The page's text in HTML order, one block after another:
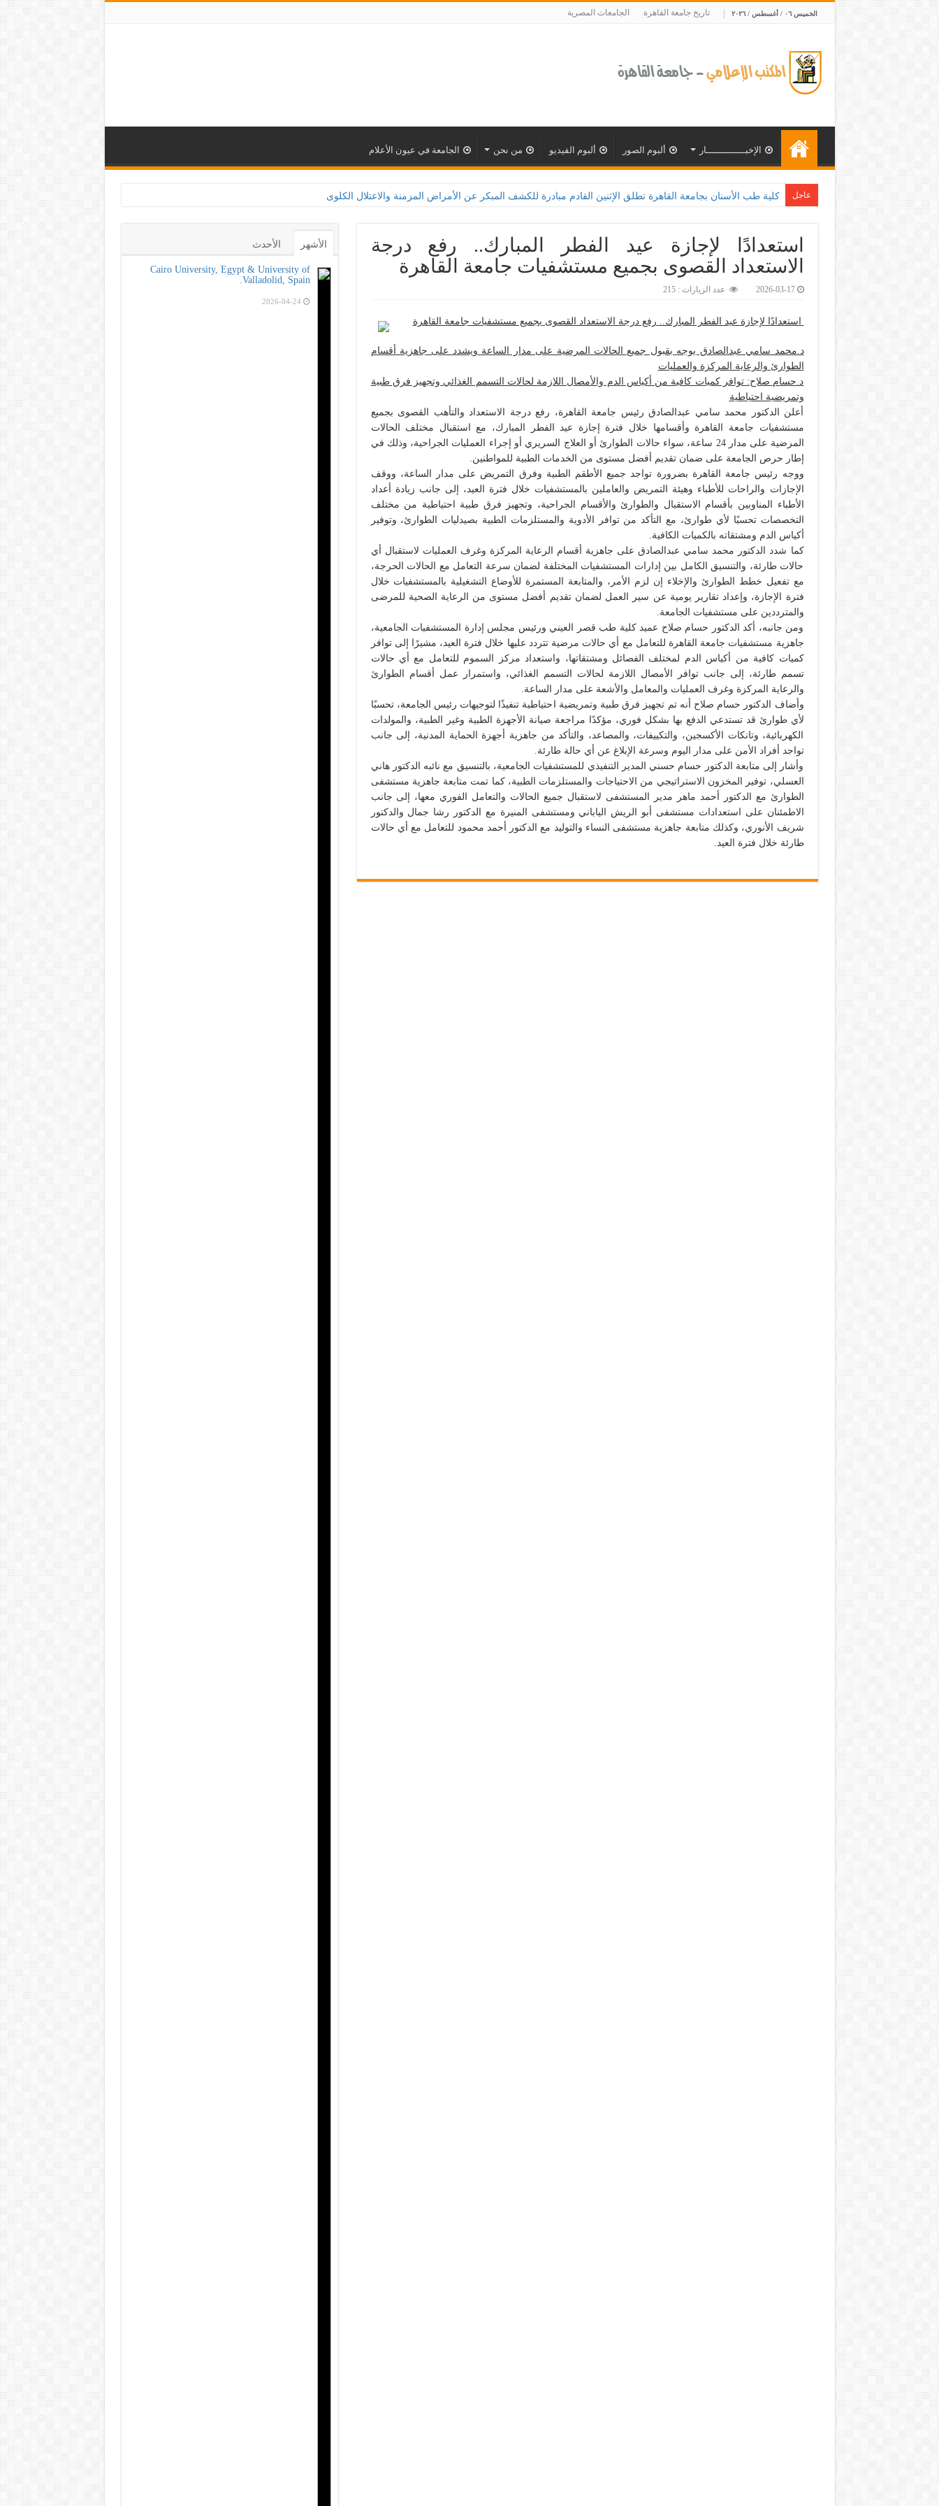
الخميس ٠٦ / أغسطس / ٢٠٢٦ تاريخ جامعة القاهرة الجامعات المصرية
الإخبــــــــــــــار ألبوم الصور ألبوم الفيديو من نحن الجامعة في عيون الأعلام
عاجل
استعدادًا لإجازة عيد الفطر المبارك.. رفع درجة
الاستعداد القصوى بجميع مستشفيات جامعة القاهرة‎
2026-03-17 عدد الزيارات : 215
استعدادًا لإجازة عيد الفطر المبارك.. رفع درجة الاستعداد القصوى بجميع مستشفيات جامعة القاهرة
د.محمد سامي عبدالصادق يوجه بقبول جميع الحالات المرضية على مدار الساعة ويشدد على جاهزية أقسام
الطوارئ والرعاية المركزة والعمليات
د.حسام صلاح: توافر كميات كافية من أكياس الدم والأمصال اللازمة لحالات التسمم الغذائي وتجهيز فرق طبية
وتمريضية احتياطية
أعلن الدكتور محمد سامي عبدالصادق رئيس جامعة القاهرة، رفع درجة الاستعداد والتأهب القصوى بجميع
مستشفيات جامعة القاهرة وأقسامها خلال فترة إجازة عيد الفطر المبارك، مع استقبال مختلف الحالات
المرضية على مدار 24 ساعة، سواء حالات الطوارئ أو العلاج السريري أو إجراء العمليات الجراحية، وذلك في
إطار حرص الجامعة على ضمان تقديم أفضل مستوى من الخدمات الطبية للمواطنين.
ووجه رئيس جامعة القاهرة بضرورة تواجد جميع الأطقم الطبية وفرق التمريض على مدار الساعة، ووقف
الإجازات والراحات للأطباء وهيئة التمريض والعاملين بالمستشفيات خلال فترة العيد، إلى جانب زيادة أعداد
الأطباء المناوبين بأقسام الاستقبال والطوارئ والأقسام الجراحية، وتجهيز فرق طبية احتياطية من مختلف
التخصصات تحسبًا لأي طوارئ، مع التأكد من توافر الأدوية والمستلزمات الطبية بصيدليات الطوارئ، وتوفير
أكياس الدم ومشتقاته بالكميات الكافية.
كما شدد الدكتور محمد سامي عبدالصادق على جاهزية أقسام الرعاية المركزة وغرف العمليات لاستقبال أي
حالات طارئة، والتنسيق الكامل بين إدارات المستشفيات المختلفة لضمان سرعة التعامل مع الحالات الحرجة،
مع تفعيل خطط الطوارئ والإخلاء إن لزم الأمر، والمتابعة المستمرة للأوضاع التشغيلية بالمستشفيات خلال
فترة الإجازة، وإعداد تقارير يومية عن سير العمل لضمان تقديم أفضل مستوى من الرعاية الصحية للمرضى
والمترددين على مستشفيات الجامعة.
ومن جانبه، أكد الدكتور حسام صلاح عميد كلية طب قصر العيني ورئيس مجلس إدارة المستشفيات الجامعية،
جاهزية مستشفيات جامعة القاهرة للتعامل مع أي حالات مرضية تتردد عليها خلال فترة العيد، مشيرًا إلى توافر
كميات كافية من أكياس الدم لمختلف الفصائل ومشتقاتها، واستعداد مركز السموم للتعامل مع أي حالات
تسمم طارئة، إلى جانب توافر الأمصال اللازمة لحالات التسمم الغذائي، واستمرار عمل أقسام الطوارئ
والرعاية المركزة وغرف العمليات والمعامل والأشعة على مدار الساعة.
وأضاف الدكتور حسام صلاح أنه تم تجهيز فرق طبية وتمريضية احتياطية تنفيذًا لتوجيهات رئيس الجامعة، تحسبًا
لأي طوارئ قد تستدعي الدفع بها بشكل فوري، مؤكدًا مراجعة صيانة الأجهزة الطبية وغير الطبية، والمولدات
الكهربائية، وتانكات الأكسجين، والتكييفات، والمصاعد، والتأكد من جاهزية أجهزة الحماية المدنية، إلى جانب
تواجد أفراد الأمن على مدار اليوم وسرعة الإبلاغ عن أي حالة طارئة.
وأشار إلى متابعة الدكتور حسام حسني المدير التنفيذي للمستشفيات الجامعية، بالتنسيق مع نائبه الدكتور هاني
العسلي، توفير المخزون الاستراتيجي من الاحتياجات والمستلزمات الطبية، كما تمت متابعة جاهزية مستشفى
الطوارئ مع الدكتور أحمد ماهر مدير المستشفى لاستقبال جميع الحالات والتعامل الفوري معها، إلى جانب
الاطمئنان على استعدادات مستشفى أبو الريش الياباني ومستشفى المنيرة مع الدكتور رشا جمال والدكتور
شريف الأنوري، وكذلك متابعة جاهزية مستشفى النساء والتوليد مع الدكتور أحمد محمود للتعامل مع أي حالات
طارئة خلال فترة العيد.
الأشهر الأحدث
Cairo University, Egypt & University of
Valladolid, Spain.
2026-04-24